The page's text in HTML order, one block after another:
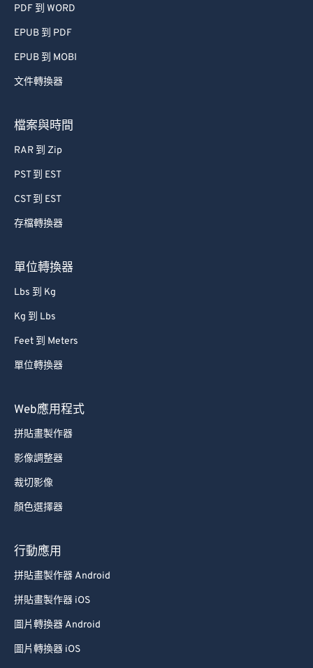
PDF 到 WORD
EPUB 到 PDF
EPUB 到 MOBI
文件轉換器
檔案與時間
RAR 到 Zip
PST 到 EST
CST 到 EST
存檔轉換器
單位轉換器
Lbs 到 Kg
Kg 到 Lbs
Feet 到 Meters
單位轉換器
Web應用程式
拼貼畫製作器
影像調整器
裁切影像
顏色選擇器
行動應用
拼貼畫製作器 Android
拼貼畫製作器 iOS
圖片轉換器 Android
圖片轉換器 iOS